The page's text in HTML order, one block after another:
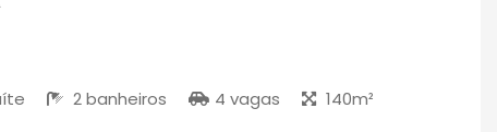
2 banheiros 4 vagas 140m²